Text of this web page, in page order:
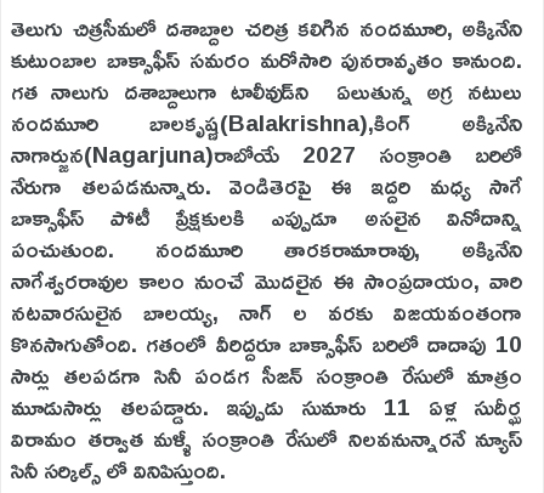
తెలుగు చిత్రసీమలో దశాబ్దాల చరిత్ర కలిగిన నందమూరి, అక్కినేని
కుటుంబాల బాక్సాఫీస్ సమరం మరోసారి పునరావృతం కానుంది.
గత నాలుగు దశాబ్దాలుగా టాలీవుడ్‌ని ఏలుతున్న అగ్ర నటులు
నందమూరి బాలకృష్ణ(Balakrishna),కింగ్ అక్కినేని
నాగార్జున(Nagarjuna)రాబోయే 2027 సంక్రాంతి బరిలో
నేరుగా తలపడనున్నారు. వెండితెరపై ఈ ఇద్దరి మధ్య సాగే
బాక్సాఫీస్ పోటీ ప్రేక్షకులకి ఎప్పుడూ అసలైన వినోదాన్ని
పంచుతుంది. నందమూరి తారకరామారావు, అక్కినేని
నాగేశ్వరరావుల కాలం నుంచే మొదలైన ఈ సాంప్రదాయం, వారి
నటవారసులైన బాలయ్య, నాగ్ ల వరకు విజయవంతంగా
కొనసాగుతోంది. గతంలో వీరిద్దరూ బాక్సాఫీస్ బరిలో దాదాపు 10
సార్లు తలపడగా సినీ పండగ సీజన్ సంక్రాంతి రేసులో మాత్రం
మూడుసార్లు తలపడ్డారు. ఇప్పుడు సుమారు 11 ఏళ్ల సుదీర్ఘ
విరామం తర్వాత మళ్ళీ సంక్రాంతి రేసులో నిలవనున్నారనే న్యూస్
సినీ సర్కిల్స్ లో వినిపిస్తుంది.